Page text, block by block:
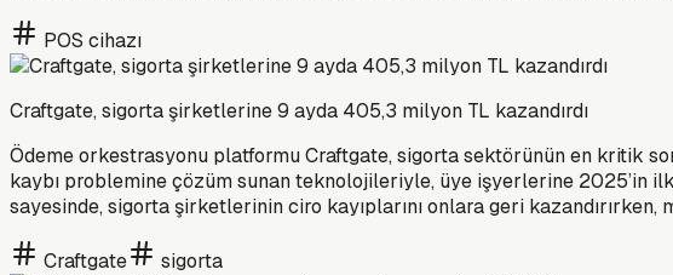
POS cihazı
Craftgate, sigorta şirketlerine 9 ayda 405,3 milyon TL kazandırdı
Ödeme orkestrasyonu platformu Craftgate, sigorta sektörünün en kritik
kaybı problemine çözüm sunan teknolojileriyle, üye işyerlerine 2025’in
sayesinde, sigorta şirketlerinin ciro kayıplarını onlara geri
Craftgate sigorta